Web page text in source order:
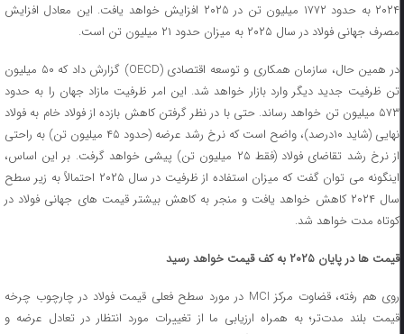
۲۰۲۴ به حدود ۱۷۷۲ میلیون تن در ۲۰۲۵ افزایش خواهد یافت. این معادل افزایش
مصرف جهانی فولاد در سال ۲۰۲۵ به میزان حدود ۲۱ میلیون تن است.
در همین حال، سازمان همکاری و توسعه اقتصادی (OECD) گزارش داد که ۵۰ میلیون
تن ظرفیت جدید دیگر وارد بازار خواهد شد. این امر ظرفیت مازاد جهان را به حدود
۵۷۳ میلیون تن خواهد رساند. حتی با در نظر گرفتن کاهش بازده از فولاد خام به فولاد
نهایی (شاید ۱۰درصد)، واضح است که نرخ رشد عرضه (حدود ۴۵ میلیون تن) به راحتی
از نرخ رشد تقاضای فولاد (فقط ۲۵ میلیون تن) پیشی خواهد گرفت. بر این اساس،
اینگونه می توان گفت که میزان استفاده از ظرفیت در سال ۲۰۲۵ احتمالاً به زیر سطح
سال ۲۰۲۴ کاهش خواهد یافت و منجر به کاهش بیشتر قیمت‌ های جهانی فولاد در
کوتاه‌ مدت خواهد شد.
قیمت ها در پایان ۲۰۲۵ به کف قیمت خواهد رسید
روی هم رفته، قضاوت مرکز MCI در مورد سطح فعلی قیمت فولاد در چارچوب چرخه
قیمت بلند مدت‌تر؛ به همراه ارزیابی ما از تغییرات مورد انتظار در تعادل عرضه و